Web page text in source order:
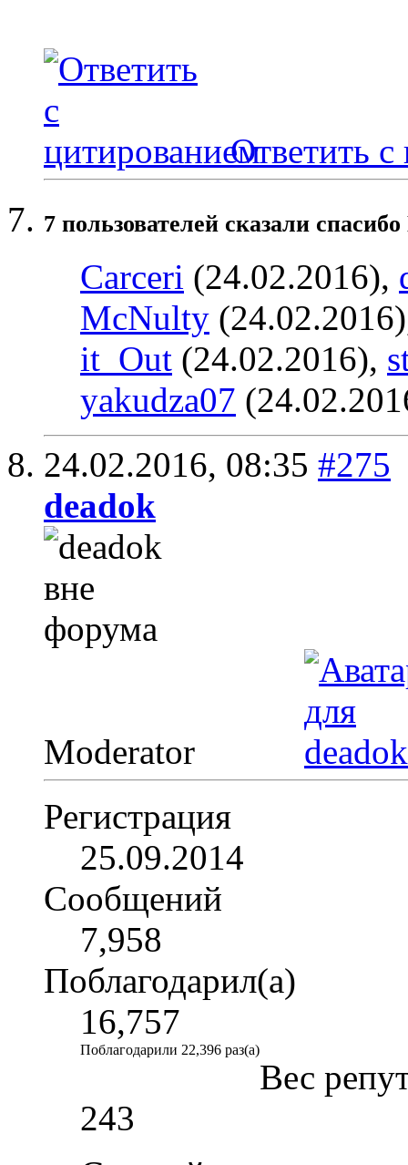
Ответить с
7 пользователей сказали
Carceri (24.02.2016),
McNulty
it_Out (24.02.2016),
yakudza07
24.02.2016, 08:35 #275
deadok
Moderator
Регистрация
25.09.2014
Сообщений
7,958
Поблагодарил(а)
16,757
Поблагодарили 22,396 раз(а)
Вес
243